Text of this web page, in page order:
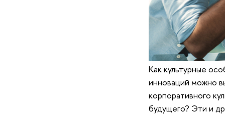
Как культурные
инноваций можно
корпоративного
будущего? Эти и